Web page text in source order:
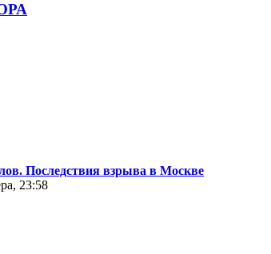
Последствия взрыва в Москве
23:58